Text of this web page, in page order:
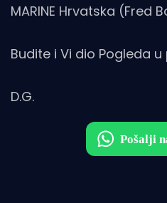
MARINE Hrvatska (Fred
Budite i Vi dio Pogleda u
D.G.